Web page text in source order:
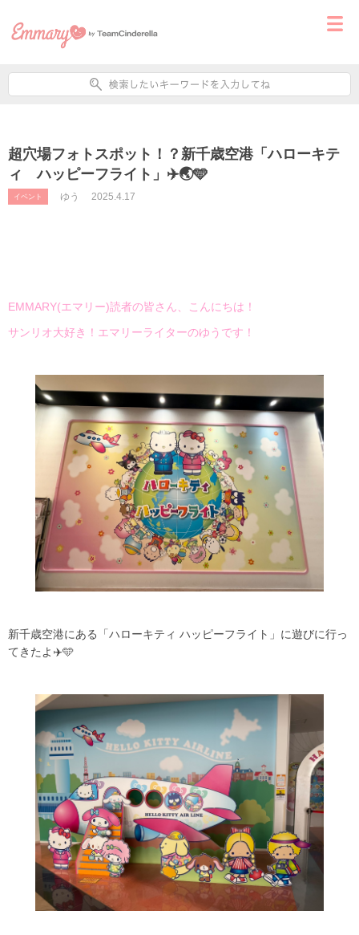
超穴場フォトスポット！？新千歳空港「ハローキテ
ィ ハッピーフライト」✈️🌏🩵
イベント ゆう 2025.4.17
EMMARY(エマリー)読者の皆さん、こんにちは！
サンリオ大好き！エマリーライターのゆうです！
新千歳空港にある「ハローキティ ハッピーフライト」に遊びに行っ
てきたよ✈️🩵